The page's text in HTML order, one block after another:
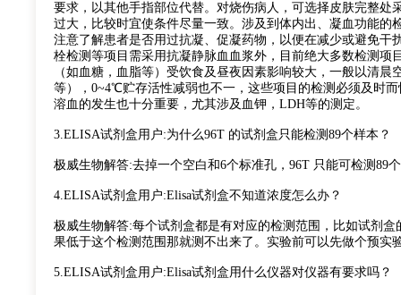
要求，以其他手指部位代替。对烧伤病人，可选择皮肤完整
过大，比较时宜使条件尽量一致。涉及到体内出、凝血功能
注意了解患者是否用过抗凝、促凝药物，以便在减少或避免
栓检测等项目需采用抗凝静脉血血浆外，目前绝大多数检测
（如血糖，血脂等）受饮食及昼夜因素影响较大，一般以清
等），0~4℃贮存活性减弱也不一，这些项目的检测必须及时
溶血的发生也十分重要，尤其涉及血钾，LDH等的测定。
3.ELISA试剂盒用户:为什么96T 的试剂盒只能检测89个样本？
极威生物解答:去掉一个空白和6个标准孔，96T 只能可检测89
4.ELISA试剂盒用户:Elisa试剂盒不知道浓度怎么办？
极威生物解答:每个试剂盒都是有对应的检测范围，比如试剂
果低于这个检测范围那就测不出来了。实验前可以先做个预实
5.ELISA试剂盒用户:Elisa试剂盒用什么仪器对仪器有要求吗？